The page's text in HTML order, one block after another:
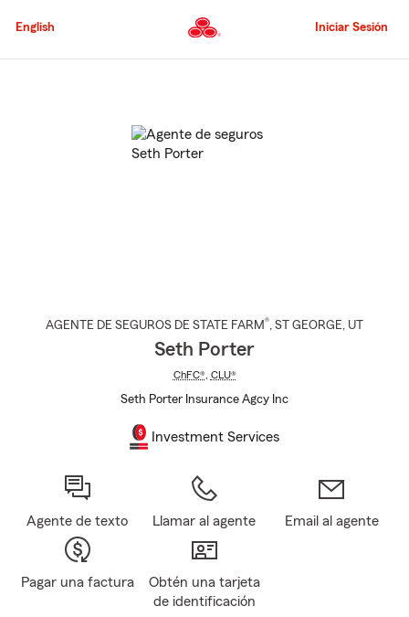
al
principal
English Iniciar Sesión
AGENTE DE SEGUROS DE STATE FARM®, ST GEORGE, UT
Seth Porter
ChFC®, CLU®
Seth Porter Insurance Agcy Inc
Investment Services
Agente de texto Llamar al agente Email al agente
Pagar una factura
Obtén una tarjeta
de identificación